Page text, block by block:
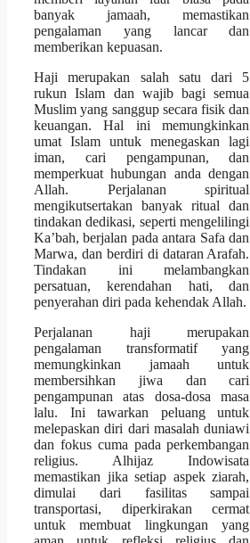
banyak jamaah, memastikan
pengalaman yang lancar dan
memberikan kepuasan.
Haji merupakan salah satu dari 5
rukun Islam dan wajib bagi semua
Muslim yang sanggup secara fisik dan
keuangan. Hal ini memungkinkan
umat Islam untuk menegaskan lagi
iman, cari pengampunan, dan
memperkuat hubungan anda dengan
Allah. Perjalanan spiritual
mengikutsertakan banyak ritual dan
tindakan dedikasi, seperti mengelilingi
Ka’bah, berjalan pada antara Safa dan
Marwa, dan berdiri di dataran Arafah.
Tindakan ini melambangkan
persatuan, kerendahan hati, dan
penyerahan diri pada kehendak Allah.
Perjalanan haji merupakan
pengalaman transformatif yang
memungkinkan jamaah untuk
membersihkan jiwa dan cari
pengampunan atas dosa-dosa masa
lalu. Ini tawarkan peluang untuk
melepaskan diri dari masalah duniawi
dan fokus cuma pada perkembangan
religius. Alhijaz Indowisata
memastikan jika setiap aspek ziarah,
dimulai dari fasilitas sampai
transportasi, diperkirakan cermat
untuk membuat lingkungan yang